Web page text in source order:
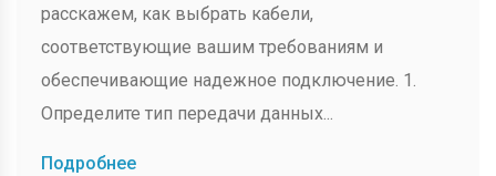
расскажем, как выбрать кабели,
соответствующие вашим требованиям и
обеспечивающие надежное подключение. 1.
Определите тип передачи данных...
Подробнее